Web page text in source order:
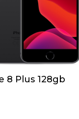
8 Plus 128gb